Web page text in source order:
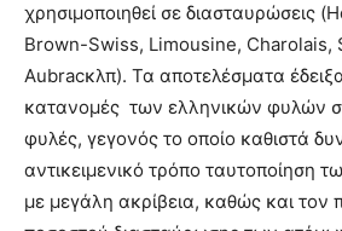
χρησιμοποιηθεί σε διασταυρώσεις
Brown-Swiss, Limousine, Charolais,
Aubracκλπ). Τα αποτελέσματα
κατανομές των ελληνικών φυλών
φυλές, γεγονός το οποίο καθιστά
αντικειμενικό τρόπο ταυτοποίηση
με μεγάλη ακρίβεια, καθώς και τον